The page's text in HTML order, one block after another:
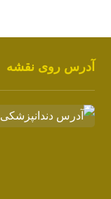
آدرس روی نقشه